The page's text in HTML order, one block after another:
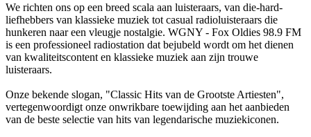
We richten ons op een breed scala aan luisteraars, van die-hard-
liefhebbers van klassieke muziek tot casual radioluisteraars die
hunkeren naar een vleugje nostalgie. WGNY - Fox Oldies 98.9 FM
is een professioneel radiostation dat bejubeld wordt om het dienen
van kwaliteitscontent en klassieke muziek aan zijn trouwe
luisteraars.
Onze bekende slogan, "Classic Hits van de Grootste Artiesten",
vertegenwoordigt onze onwrikbare toewijding aan het aanbieden
van de beste selectie van hits van legendarische muziekiconen.